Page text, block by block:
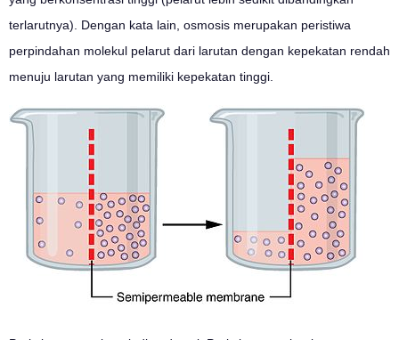
terlarutnya). Dengan kata lain, osmosis merupakan peristiwa
perpindahan molekul pelarut dari larutan dengan kepekatan rendah
menuju larutan yang memiliki kepekatan tinggi.